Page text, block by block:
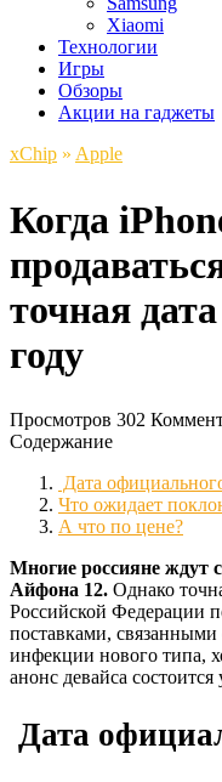
Xiaomi
Технологии
Игры
Обзоры
Акции на гаджеты
xСhip » Apple
Когда
точная
году
Просмотров 302
Содержание
Дата
Что ожидает
А что по цене?
Многие россияне ждут
Айфона 12. Однако
Российской Федерации
поставками,
инфекции нового типа,
анонс девайса
Дата